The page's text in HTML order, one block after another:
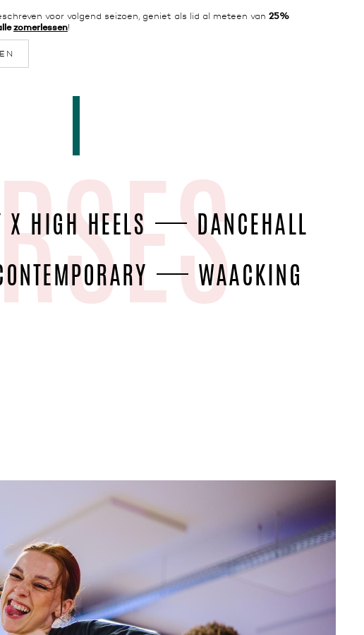
voor volgend seizoen, geniet als lid al meteen van 25%
zomerlessen!
X HIGH HEELS DANCEHALL
WAACKING